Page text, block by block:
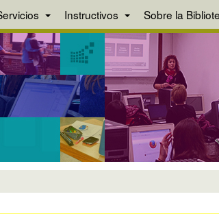
Instructivos Sobre la